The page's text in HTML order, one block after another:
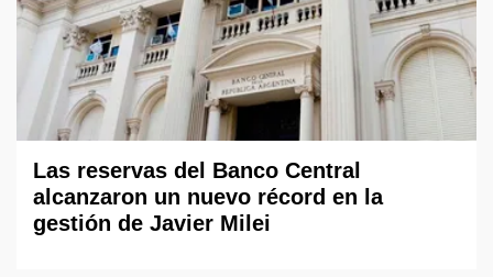
Las reservas del Banco Central
alcanzaron un nuevo récord en la
gestión de Javier Milei